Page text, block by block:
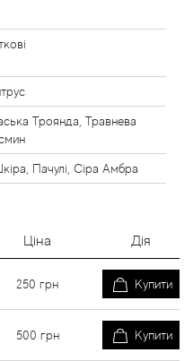
Троянда, Травнева
Пачулі, Сіра Амбра
Ціна Дія
250 грн Купити
500 грн Купити